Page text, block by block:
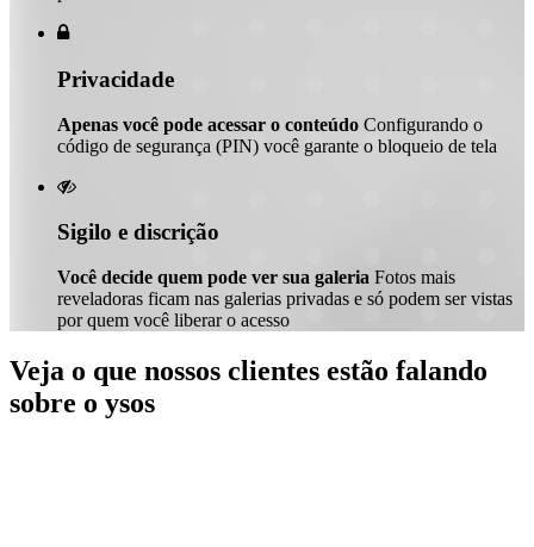

Privacidade
Apenas você pode acessar o conteúdo Configurando o
código de segurança (PIN) você garante o bloqueio de tela

Sigilo e discrição
Você decide quem pode ver sua galeria Fotos mais
reveladoras ficam nas galerias privadas e só podem ser vistas
por quem você liberar o acesso
Veja o que nossos clientes estão falando
sobre o ysos